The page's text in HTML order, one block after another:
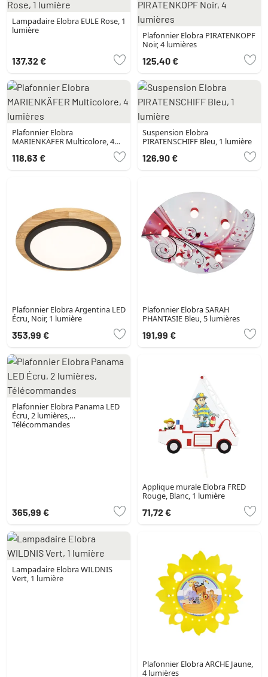
Lampadaire Elobra EULE Rose, 1
lumière
137,32 €
Plafonnier Elobra PIRATENKOPF
Noir, 4 lumières
125,40 €
Plafonnier Elobra
MARIENKÄFER Multicolore, 4
118,63 €
Suspension Elobra
PIRATENSCHIFF Bleu, 1 lumière
126,90 €
Plafonnier Elobra Argentina LED
Écru, Noir, 1 lumière
353,99 €
Plafonnier Elobra SARAH
PHANTASIE Bleu, 5 lumières
191,99 €
Plafonnier Elobra Panama LED
Écru, 2 lumières,
Télécommandes
365,99 €
Applique murale Elobra FRED
Rouge, Blanc, 1 lumière
71,72 €
Lampadaire Elobra WILDNIS
Vert, 1 lumière
Plafonnier Elobra ARCHE Jaune,
4 lumières